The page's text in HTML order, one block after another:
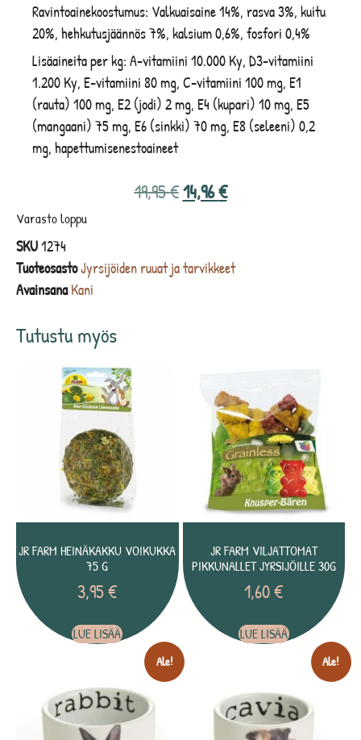
Tutustu myös
JR FARM HEINÄKAKKU VOIKUKKA
75 G
3,95€
LUE LISÄÄ
JR FARM VILJATTOMAT
PIKKUNALLET JYRSIJÖILLE 30G
1,60€
LUE LISÄÄ
Ale! Ale!
Ravintoainekoostumus: Valkuaisaine 14%, rasva 3%, kuitu
20%, hehkutusjäännös 7%, kalsium 0,6%, fosfori 0,4%
Lisäaineita per kg: A-vitamiini 10.000 Ky, D3-vitamiini
1.200 Ky, E-vitamiini 80 mg, C-vitamiini 100 mg, E1
(rauta) 100 mg, E2 (jodi) 2 mg, E4 (kupari) 10 mg, E5
(mangaani) 75 mg, E6 (sinkki) 70 mg, E8 (seleeni) 0,2
mg, hapettumisenestoaineet
19,95€14,96€
Varasto loppu
SKU1274
TuoteosastoJyrsijöiden ruuat ja tarvikkeet
Avainsana Kani